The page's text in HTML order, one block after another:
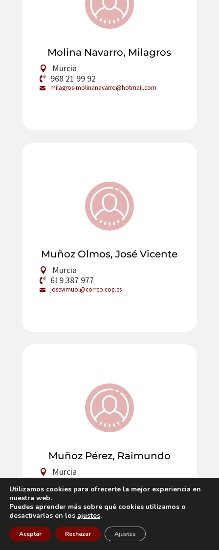
Molina Navarro, Milagros
Murcia
968 21 99 92
milagros-molinanavarro@hotmail.com
Muñoz Olmos, José Vicente
Murcia
619 387 977
josevimuol@correo.cop.es
Muñoz Pérez, Raimundo
Murcia
968 88 42 58
raimunper23@gmail.com
Utilizamos cookies para ofrecerte la mejor experiencia en
nuestra web.
Puedes aprender más sobre qué cookies utilizamos o
desactivarlas en los ajustes.
Aceptar Rechazar Ajustes